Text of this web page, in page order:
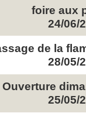
foire aux
24/06/
de la
28/05/
Ouverture
25/05/